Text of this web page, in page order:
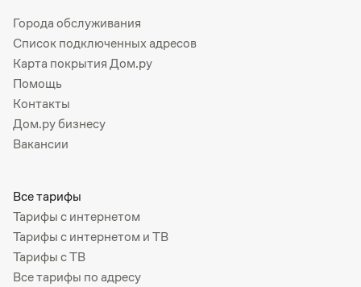
Города обслуживания
Список подключенных адресов
Карта покрытия Дом.ру
Помощь
Контакты
Дом.ру бизнесу
Вакансии
Все тарифы
Тарифы с интернетом
Тарифы с интернетом и ТВ
Тарифы с ТВ
Все тарифы по адресу